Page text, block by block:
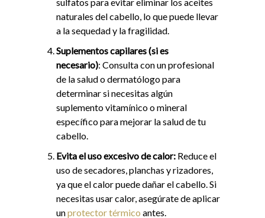
sulfatos para evitar eliminar los aceites
naturales del cabello, lo que puede llevar
a la sequedad y la fragilidad.
Suplementos capilares (si es
necesario): Consulta con un profesional
de la salud o dermatólogo para
determinar si necesitas algún
suplemento vitamínico o mineral
específico para mejorar la salud de tu
cabello.
Evita el uso excesivo de calor: Reduce el
uso de secadores, planchas y rizadores,
ya que el calor puede dañar el cabello. Si
necesitas usar calor, asegúrate de aplicar
unprotector térmico antes.